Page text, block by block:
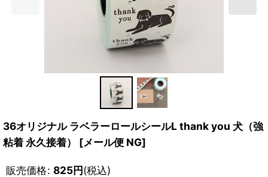
36オリジナル ラベラーロールシールL thank you 犬（強
粘着 永久接着）
[メール便 NG]
販売価格: 825円(税込)